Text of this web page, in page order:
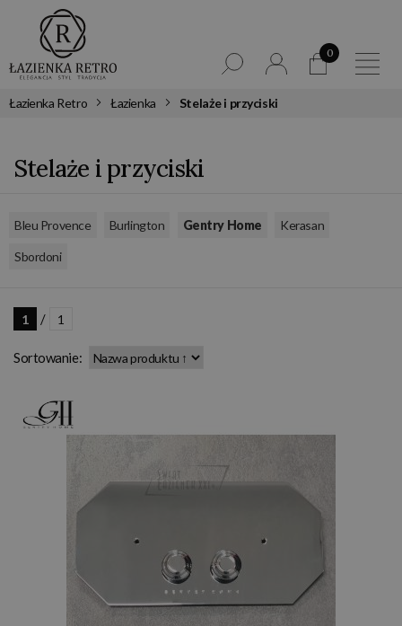
0
Łazienka Retro Łazienka Stelaże i przyciski
Stelaże i przyciski
Bleu Provence Burlington Gentry Home Kerasan
Sbordoni
1 / 1
Sortowanie: